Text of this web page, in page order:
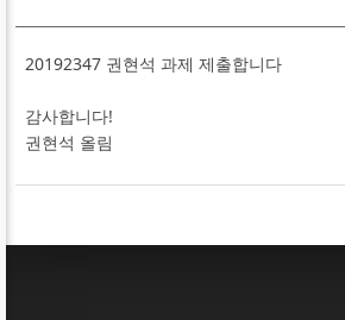
20192347 권현석 과제 제출합니다
감사합니다!
권현석 올림
Sketchbook5, 스케치북5
Sketchbook5, 스케치북5